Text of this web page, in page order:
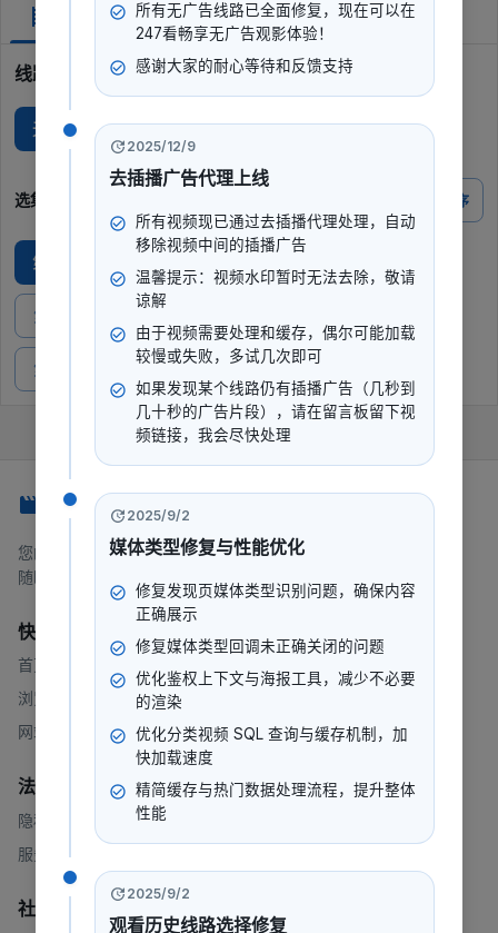
线路选择
无广I
选集 倒序
第1集
第6集
第11集 第12集 第13集 第14集
247看
您的一站式流媒体平台，提供电影、电视剧、动漫等内容。
随时随地，想看就看。
快速链接
首页
浏览
网站地图
法律
隐私政策
服务条款
社群
所有无广告线路已全面修复，现在可以在
247看畅享无广告观影体验！
感谢大家的耐心等待和反馈支持
2025/12/9
去插播广告代理上线
所有视频现已通过去插播代理处理，自动
移除视频中间的插播广告
温馨提示：视频水印暂时无法去除，敬请
谅解
由于视频需要处理和缓存，偶尔可能加载
较慢或失败，多试几次即可
如果发现某个线路仍有插播广告（几秒到
几十秒的广告片段），请在留言板留下视
频链接，我会尽快处理
2025/9/2
媒体类型修复与性能优化
修复发现页媒体类型识别问题，确保内容
正确展示
修复媒体类型回调未正确关闭的问题
优化鉴权上下文与海报工具，减少不必要
的渲染
优化分类视频 SQL 查询与缓存机制，加
快加载速度
精简缓存与热门数据处理流程，提升整体
性能
2025/9/2
观看历史线路选择修复